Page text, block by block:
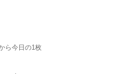
ら今日の1枚